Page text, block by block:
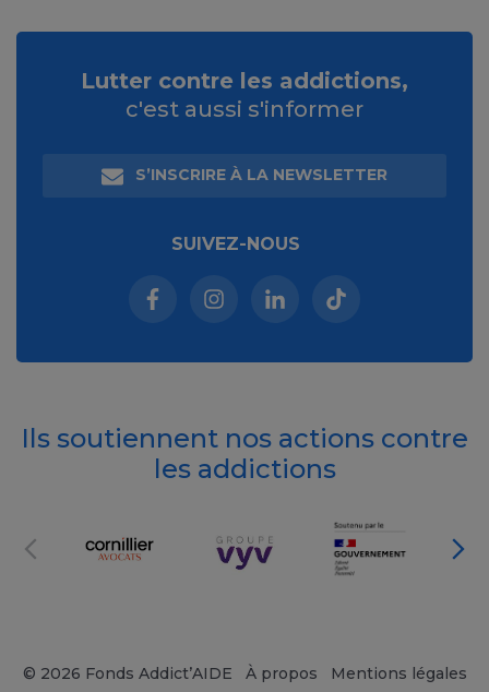
Lutter contre les addictions,
c'est aussi s'informer
S’INSCRIRE À LA NEWSLETTER
SUIVEZ-NOUS
Facebook (nouvelle fenêtre)
Instagram (nouvelle fenêtre)
Linkedin (nouvelle
Tiktok (nouvelle
Ils soutiennent nos actions contre
les addictions
© 2026 Fonds Addict’AIDE À propos Mentions légales